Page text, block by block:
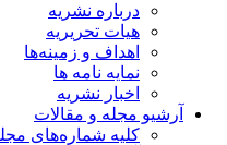
درباره نشریه
هیات تحریریه
اهداف و زمینه‌ها
نمایه نامه ها
اخبار نشریه
آرشیو مجله و مقالات
کلیه شماره‌های مجله